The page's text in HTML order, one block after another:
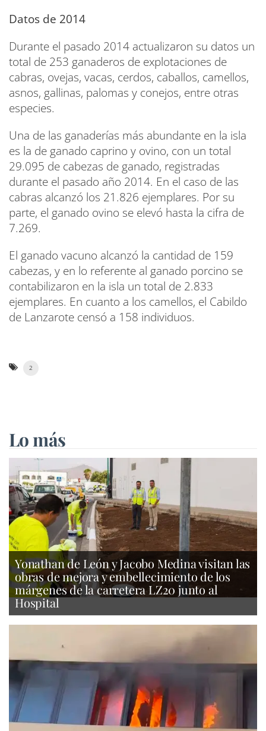
Datos de 2014
Durante el pasado 2014 actualizaron su datos un
total de 253 ganaderos de explotaciones de
cabras, ovejas, vacas, cerdos, caballos, camellos,
asnos, gallinas, palomas y conejos, entre otras
especies.
Una de las ganaderías más abundante en la isla
es la de ganado caprino y ovino, con un total
29.095 de cabezas de ganado, registradas
durante el pasado año 2014. En el caso de las
cabras alcanzó los 21.826 ejemplares. Por su
parte, el ganado ovino se elevó hasta la cifra de
7.269.
El ganado vacuno alcanzó la cantidad de 159
cabezas, y en lo referente al ganado porcino se
contabilizaron en la isla un total de 2.833
ejemplares. En cuanto a los camellos, el Cabildo
de Lanzarote censó a 158 individuos.
2
Lo más
Yonathan de León y Jacobo Medina visitan las
obras de mejora y embellecimiento de los
márgenes de la carretera LZ20 junto al
Hospital